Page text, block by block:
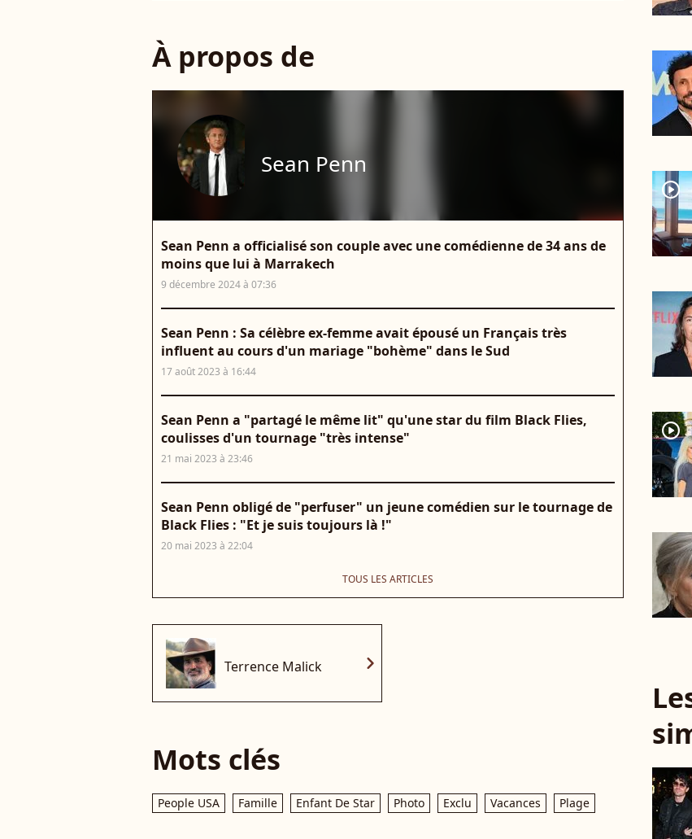
À propos de
Sean Penn
Sean Penn a officialisé son couple avec une comédienne de 34 ans de
moins que lui à Marrakech
9 décembre 2024 à 07:36
Sean Penn : Sa célèbre ex-femme avait épousé un Français très
influent au cours d'un mariage "bohème" dans le Sud
17 août 2023 à 16:44
Sean Penn a "partagé le même lit" qu'une star du film Black Flies,
coulisses d'un tournage "très intense"
21 mai 2023 à 23:46
Sean Penn obligé de "perfuser" un jeune comédien sur le tournage de
Black Flies : "Et je suis toujours là !"
20 mai 2023 à 22:04
TOUS LES ARTICLES
Terrence Malick chevron_right
Mots clés
People USA Famille Enfant De Star Photo Exclu Vacances Plage
player2
player2